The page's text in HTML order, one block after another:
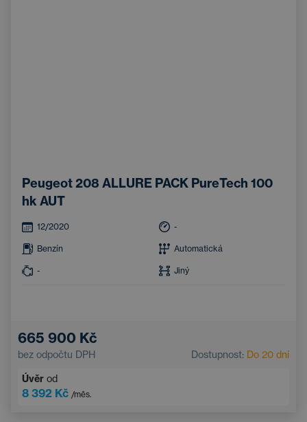
Peugeot 208 ALLURE PACK PureTech 100
hk AUT
12/2020 -
Benzín Automatická
- Jiný
665 900 Kč
bez odpočtu DPH Dostupnost: Do 20 dní
Úvěr od
8 392 Kč /měs.